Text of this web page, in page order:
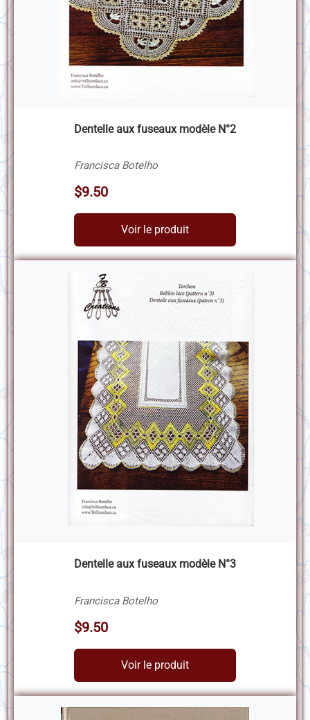
Dentelle aux fuseaux modèle N°2
Francisca Botelho
$9.50
Voir le produit
Dentelle aux fuseaux modèle N°3
Francisca Botelho
$9.50
Voir le produit